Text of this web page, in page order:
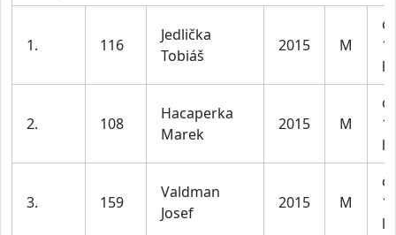
1. 116
Jedlička
Tobiáš
2015 M
2. 108
Hacaperka
Marek
2015 M
3. 159
Valdman
Josef
2015 M